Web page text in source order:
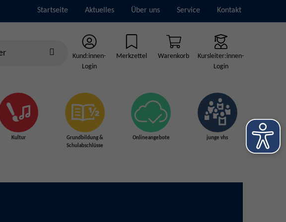
Startseite Aktuelles Über uns Service Kontakt
Kund:innen-
Login
Merkzettel Warenkorb
Kursleiter:innen-
Login
Kultur
Grundbildung &
Schulabschlüsse
Onlineangebote junge vhs